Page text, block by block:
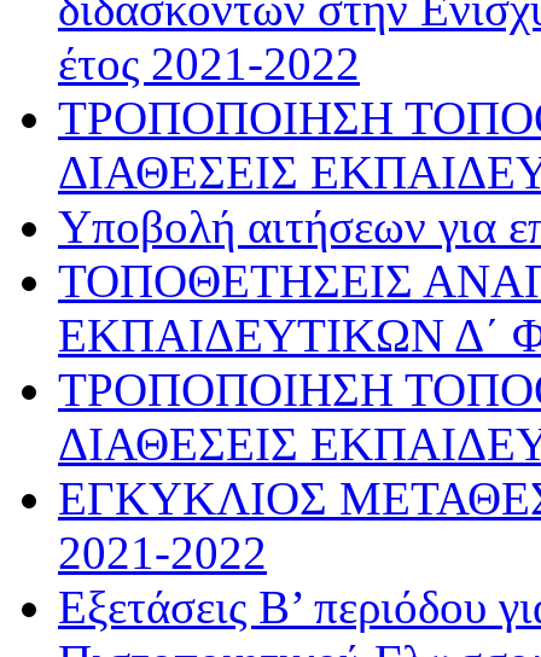
έτος 2021-2022
ΤΡΟΠΟΠΟΙΗΣΗ
ΔΙΑΘΕΣΕΙΣ
Υποβολή αιτήσεων για
ΤΟΠΟΘΕΤΗΣΕΙΣ
ΕΚΠΑΙΔΕΥΤΙΚΩΝ Δ΄
ΤΡΟΠΟΠΟΙΗΣΗ
ΔΙΑΘΕΣΕΙΣ
ΕΓΚΥΚΛΙΟΣ
2021-2022
Εξετάσεις Β’ περιόδου